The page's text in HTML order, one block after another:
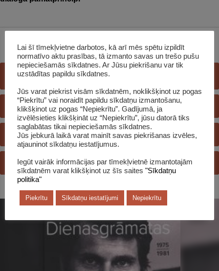
E-GRĀMATU BIBLIOTĒKA
E-KATALOGS
REĢISTRĒTIES BIBLIOTĒKĀ
JAUTĀ BIBLIOTEKĀRAM
Lai šī tīmekļvietne darbotos, kā arī mēs spētu izpildīt
normatīvo aktu prasības, tā izmanto savas un trešo pušu
nepieciešamās sīkdatnes. Ar Jūsu piekrišanu var tik
uzstādītas papildu sīkdatnes.
Jūs varat piekrist visām sīkdatnēm, noklikšķinot uz pogas
“Piekrītu” vai noraidīt papildu sīkdatņu izmantošanu,
klikšķinot uz pogas “Nepiekrītu”. Gadījumā, ja
izvēlēsieties klikšķināt uz “Nepiekrītu”, jūsu datorā tiks
saglabātas tikai nepieciešamās sīkdatnes.
Jūs jebkurā laikā varat mainīt savas piekrišanas izvēles,
atjauninot sīkdatņu iestatījumus.
Iegūt vairāk informācijas par tīmekļvietnē izmantotajām
sīkdatnēm varat klikšķinot uz šīs saites "Sīkdatņu
politika"
Piekrītu Sīkdatņu iestatījumi Nepiekrītu